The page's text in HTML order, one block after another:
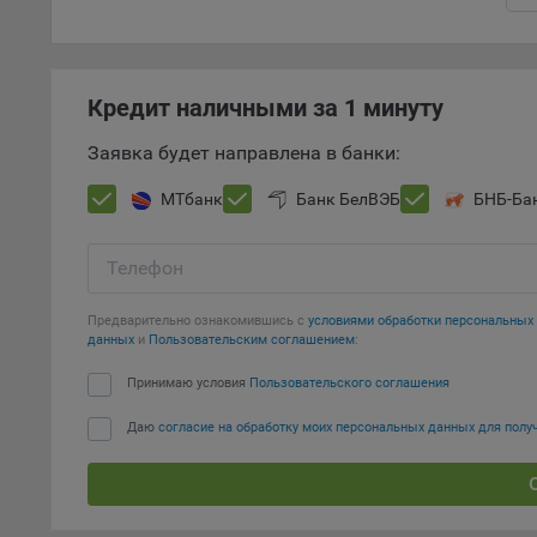
Кредит наличными за 1 минуту
Заявка будет направлена в банки:
МТбанк Банк БелВЭБ БНБ-
Телефон
Предварительно ознакомившись с условиями обработки
данных и Пользовательским соглашением:
Принимаю условия Пользовательского соглашения
Даю согласие на обработку моих персональных данных для